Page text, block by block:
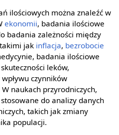
ilościowych można znaleźć w
ekonomii, badania ilościowe
badania zależności między
jak inflacja, bezrobocie
badania ilościowe
leków,
czynników
naukach przyrodniczych,
do analizy danych
takich jak zmiany
populacji.